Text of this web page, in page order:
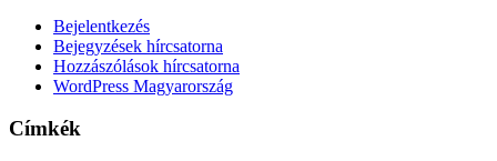
Bejelentkezés
Bejegyzések hírcsatorna
Hozzászólások hírcsatorna
WordPress Magyarország
Címkék